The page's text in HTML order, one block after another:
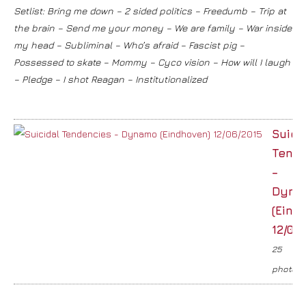
Setlist: Bring me down – 2 sided politics – Freedumb – Trip at
the brain – Send me your money – We are family – War inside
my head – Subliminal – Who’s afraid – Fascist pig –
Possessed to skate – Mommy – Cyco vision – How will I laugh
– Pledge – I shot Reagan – Institutionalized
–
12/
25
photos